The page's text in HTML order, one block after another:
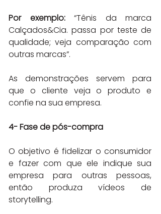
Por exemplo: “Tênis da marca
Calçados&Cia. passa por teste de
qualidade; veja comparação com
outras marcas”.
As demonstrações servem para
que o cliente veja o produto e
confie na sua empresa.
4- Fase de pós-compra
O objetivo é fidelizar o consumidor
e fazer com que ele indique sua
empresa para outras pessoas,
então produza vídeos de
storytelling.